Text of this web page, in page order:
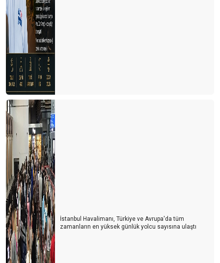
İstanbul Havalimanı, Türkiye ve Avrupa'da tüm
zamanların en yüksek günlük yolcu sayısına ulaştı